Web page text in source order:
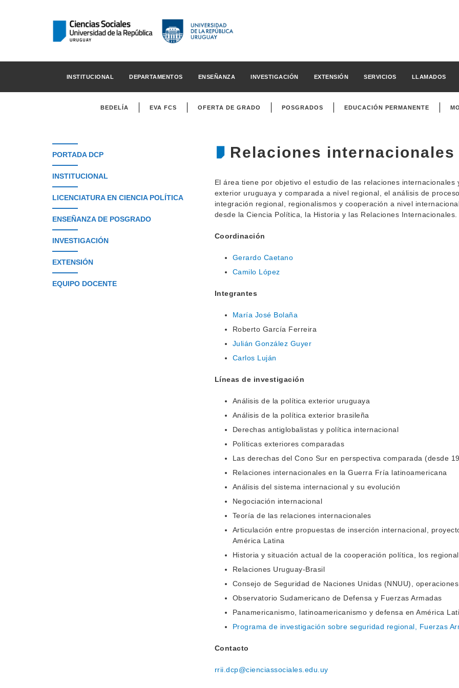
INSTITUCIONAL DEPARTAMENTOS ENSEÑANZA INVESTIGACIÓN EXTENSIÓN SERVICIOS LLAMADOS
BEDELÍA EVA FCS OFERTA DE GRADO POSGRADOS EDUCACIÓN PERMANENTE
PORTADA DCP
INSTITUCIONAL
LICENCIATURA EN CIENCIA POLÍTICA
ENSEÑANZA DE POSGRADO
INVESTIGACIÓN
EXTENSIÓN
EQUIPO DOCENTE
Relaciones internacionales
El área tiene por objetivo el estudio de las relaciones
exterior uruguaya y comparada a nivel regional, el análisis de
integración regional, regionalismos y cooperación a nivel
desde la Ciencia Política, la Historia y las Relaciones Internacionales.
Coordinación
Gerardo Caetano
Camilo López
Integrantes
María José Bolaña
Roberto García Ferreira
Julián González Guyer
Carlos Luján
Líneas de investigación
Análisis de la política exterior uruguaya
Análisis de la política exterior brasileña
Derechas antiglobalistas y política internacional
Políticas exteriores comparadas
Las derechas del Cono Sur en perspectiva comparada (desde
Relaciones internacionales en la Guerra Fría latinoamericana
Análisis del sistema internacional y su evolución
Negociación internacional
Teoría de las relaciones internacionales
Articulación entre propuestas de inserción internacional,
América Latina
Historia y situación actual de la cooperación política, los
Relaciones Uruguay-Brasil
Consejo de Seguridad de Naciones Unidas (NNUU),
Observatorio Sudamericano de Defensa y Fuerzas Armadas
Panamericanismo, latinoamericanismo y defensa en América
Programa de investigación sobre seguridad regional, Fuerzas
Contacto
rrii.dcp@cienciassociales.edu.uy